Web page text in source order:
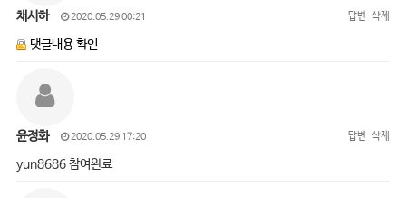
채시하 2020.05.29 00:21 답변 삭제
댓글내용 확인
윤정화 2020.05.29 17:20 답변 삭제
yun8686 참여완료